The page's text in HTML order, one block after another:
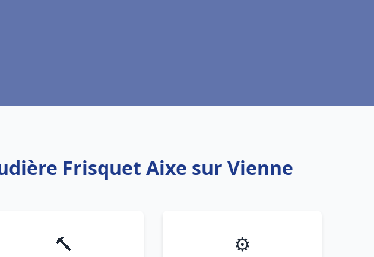
Frisquet Aixe sur Vienne
🔨 ⚙️